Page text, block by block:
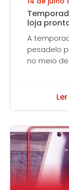
loja
A
pesadelo
no meio